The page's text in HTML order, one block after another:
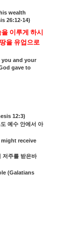
wealth
26:12-14)
이루게 하시
을 유업으로
you and your
gave to
12:3)
예수 안에서 아
receive
저주를 받은바
(Galatians